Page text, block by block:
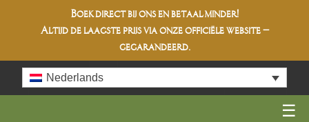
Boek direct bij ons en betaal minder!
Altijd delaagste prijsvia onze officiële website –
gegarandeerd.
Nederlands